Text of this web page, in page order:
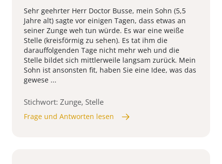
Sehr geehrter Herr Doctor Busse, mein Sohn (5,5
Jahre alt) sagte vor einigen Tagen, dass etwas an
seiner Zunge weh tun würde. Es war eine weiße
Stelle (kreisförmig zu sehen). Es tat ihm die
darauffolgenden Tage nicht mehr weh und die
Stelle bildet sich mittlerweile langsam zurück. Mein
Sohn ist ansonsten fit, haben Sie eine Idee, was das
gewese ...
Stichwort: Zunge, Stelle
Frage und Antworten lesen